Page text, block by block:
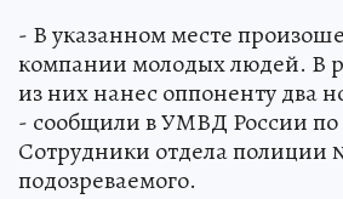
- В указанном месте
компании молодых людей. В
из них нанес оппоненту два
- сообщили в УМВД России по
Сотрудники отдела полиции
подозреваемого.